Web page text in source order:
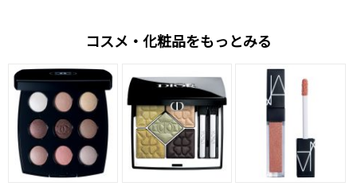
コスメ・化粧品をもっとみる